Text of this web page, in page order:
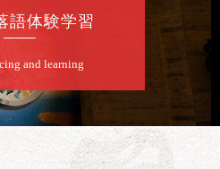
をクリック
（土）
・力造 二人会
昭和任侠伝」「天王寺詣り」
太郎」「本膳」／桂二豆「開口
語体験学習
and learning